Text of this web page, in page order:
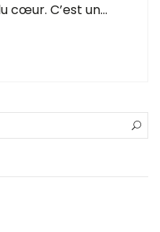
cœur. C’est un…